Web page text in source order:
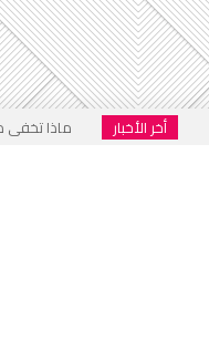
أخر الأخبار
ماذا تخفي